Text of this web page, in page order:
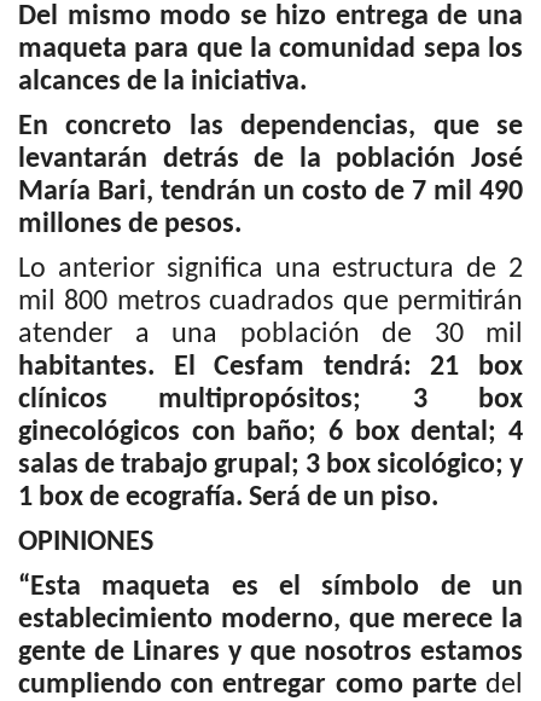
Del mismo modo se hizo entrega de una
maqueta para que la comunidad sepa los
alcances de la iniciativa.
En concreto las dependencias, que se
levantarán detrás de la población José
María Bari, tendrán un costo de 7 mil 490
millones de pesos.
Lo anterior significa una estructura de 2
mil 800 metros cuadrados que permitirán
atender a una población de 30 mil
habitantes. El Cesfam tendrá: 21 box
clínicos multipropósitos; 3 box
ginecológicos con baño; 6 box dental; 4
salas de trabajo grupal; 3 box sicológico; y
1 box de ecografía. Será de un piso.
OPINIONES
“Esta maqueta es el símbolo de un
establecimiento moderno, que merece la
gente de Linares y que nosotros estamos
cumpliendo con entregar como partedel